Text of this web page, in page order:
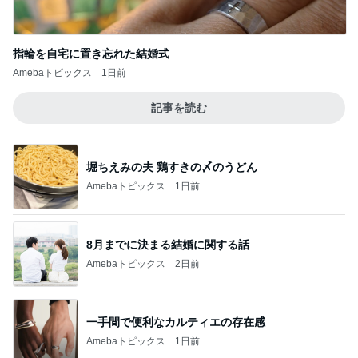
指輪を自宅に置き忘れた結婚式
Amebaトピックス 1日前
記事を読む
堀ちえみの夫 鶏すきの〆のうどん
Amebaトピックス 1日前
8月までに決まる結婚に関する話
Amebaトピックス 2日前
一手間で便利なカルティエの存在感
Amebaトピックス 1日前